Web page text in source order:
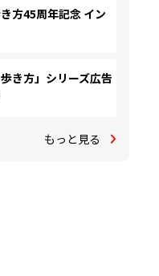
方45周年記念 イン
歩き方」シリーズ広告
もっと見る